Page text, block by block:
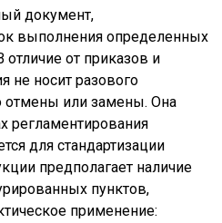
документ,
выполнения определенных
от приказов и
не носит разового
отмены или замены. Она
регламентирования
для стандартизации
предполагает наличие
пунктов,
применение: